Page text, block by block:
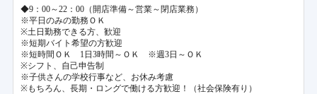
◆9：00～22：00（開店準備～営業～閉店業務）
※平日のみの勤務ＯＫ
※土日勤務できる方、歓迎
※短期バイト希望の方歓迎
※短時間ＯＫ 1日3時間～ＯＫ ※週3日～ＯＫ
※シフト、自己申告制
※子供さんの学校行事など、お休み考慮
※もちろん、長期・ロングで働ける方歓迎！（社会保険有り）